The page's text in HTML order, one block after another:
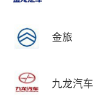
金旅
九龙汽车